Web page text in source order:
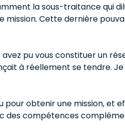
la sous-traitance qui
mission. Cette dernière
pu vous constituer un
à réellement se tendre.
pour obtenir une mission, et
des compétences